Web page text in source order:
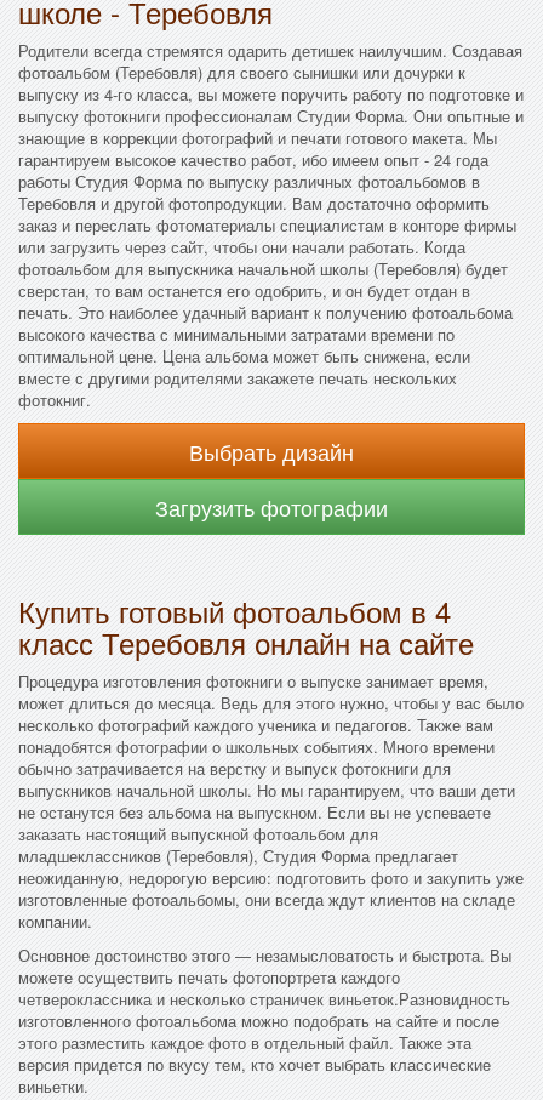
школе - Теребовля
Родители всегда стремятся одарить детишек наилучшим. Создавая
фотоальбом (Теребовля) для своего сынишки или дочурки к
выпуску из 4-го класса, вы можете поручить работу по подготовке и
выпуску фотокниги профессионалам Студии Форма. Они опытные и
знающие в коррекции фотографий и печати готового макета. Мы
гарантируем высокое качество работ, ибо имеем опыт - 24 года
работы Студия Форма по выпуску различных фотоальбомов в
Теребовля и другой фотопродукции. Вам достаточно оформить
заказ и переслать фотоматериалы специалистам в конторе фирмы
или загрузить через сайт, чтобы они начали работать. Когда
фотоальбом для выпускника начальной школы (Теребовля) будет
сверстан, то вам останется его одобрить, и он будет отдан в
печать. Это наиболее удачный вариант к получению фотоальбома
высокого качества с минимальными затратами времени по
оптимальной цене. Цена альбома может быть снижена, если
вместе с другими родителями закажете печать нескольких
фотокниг.
Выбрать дизайн
Загрузить фотографии
Купить готовый фотоальбом в 4
класс Теребовля онлайн на сайте
Процедура изготовления фотокниги о выпуске занимает время,
может длиться до месяца. Ведь для этого нужно, чтобы у вас было
несколько фотографий каждого ученика и педагогов. Также вам
понадобятся фотографии о школьных событиях. Много времени
обычно затрачивается на верстку и выпуск фотокниги для
выпускников начальной школы. Но мы гарантируем, что ваши дети
не останутся без альбома на выпускном. Если вы не успеваете
заказать настоящий выпускной фотоальбом для
младшеклассников (Теребовля), Студия Форма предлагает
неожиданную, недорогую версию: подготовить фото и закупить уже
изготовленные фотоальбомы, они всегда ждут клиентов на складе
компании.
Основное достоинство этого — незамысловатость и быстрота. Вы
можете осуществить печать фотопортрета каждого
четвероклассника и несколько страничек виньеток.Разновидность
изготовленного фотоальбома можно подобрать на сайте и после
этого разместить каждое фото в отдельный файл. Также эта
версия придется по вкусу тем, кто хочет выбрать классические
виньетки.